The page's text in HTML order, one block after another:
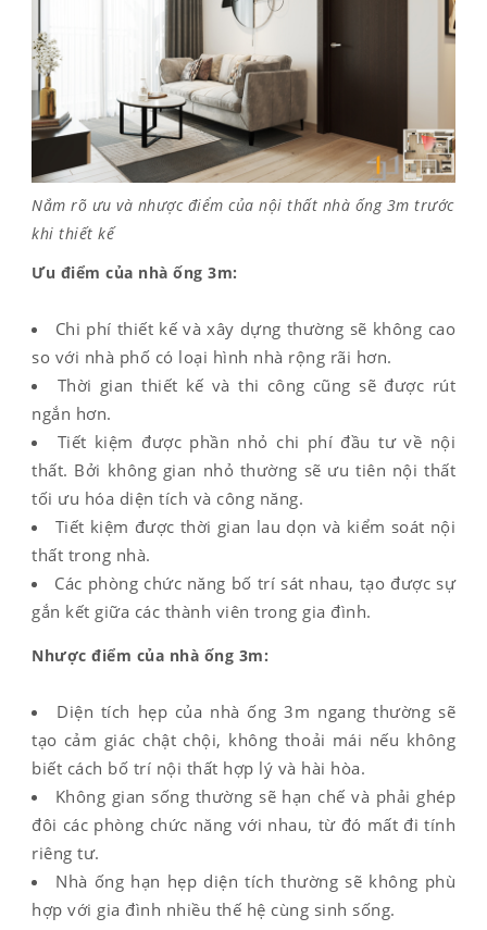
Nắm rõ ưu và nhược điểm của nội thất nhà ống 3m trước
khi thiết kế
Ưu điểm của nhà ống 3m:
Chi phí thiết kế và xây dựng thường sẽ không cao
so với nhà phố có loại hình nhà rộng rãi hơn.
Thời gian thiết kế và thi công cũng sẽ được rút
ngắn hơn.
Tiết kiệm được phần nhỏ chi phí đầu tư về nội
thất. Bởi không gian nhỏ thường sẽ ưu tiên nội thất
tối ưu hóa diện tích và công năng.
Tiết kiệm được thời gian lau dọn và kiểm soát nội
thất trong nhà.
Các phòng chức năng bố trí sát nhau, tạo được sự
gắn kết giữa các thành viên trong gia đình.
Nhược điểm của nhà ống 3m:
Diện tích hẹp của nhà ống 3m ngang thường sẽ
tạo cảm giác chật chội, không thoải mái nếu không
biết cách bố trí nội thất hợp lý và hài hòa.
Không gian sống thường sẽ hạn chế và phải ghép
đôi các phòng chức năng với nhau, từ đó mất đi tính
riêng tư.
Nhà ống hạn hẹp diện tích thường sẽ không phù
hợp với gia đình nhiều thế hệ cùng sinh sống.